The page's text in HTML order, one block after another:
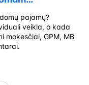
pajamų?
veikla, o kada
mokesčiai, GPM, MB